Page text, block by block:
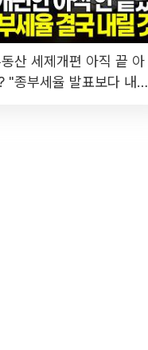
산 세제개편 아직 끝 아
"종부세율 발표보다 내릴